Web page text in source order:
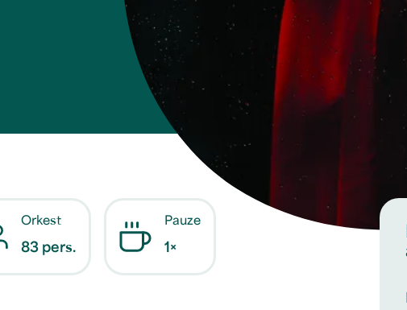
Orkest
83 pers.
Pauze
1×